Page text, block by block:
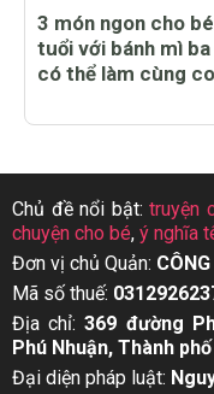
3 món ngon cho
tuổi với bánh mì
có thể làm cùng
Chủ đề nổi bật:truyện
chuyện cho bé, ý nghĩa
Đơn vị chủ Quản:
Mã số thuế:
Địa chỉ:369 đường
Phú Nhuận, Thành
Đại diện pháp luật: